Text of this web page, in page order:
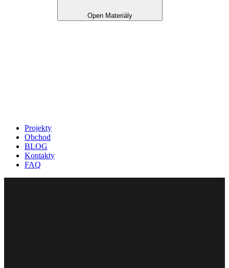
Open Materiály
Projekty
Obchod
BLOG
Kontakty
FAQ